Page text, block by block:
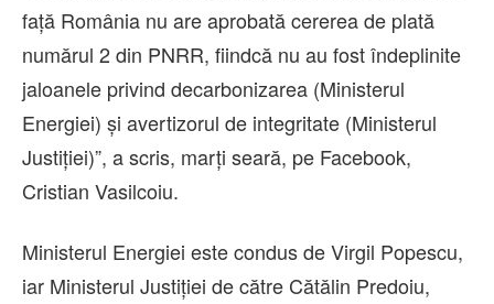
faţă România nu are aprobată cererea de plată
numărul 2 din PNRR, fiindcă nu au fost îndeplinite
jaloanele privind decarbonizarea (Ministerul
Energiei) şi avertizorul de integritate (Ministerul
Justiţiei)”, a scris, marţi seară, pe Facebook,
Cristian Vasilcoiu.
Ministerul Energiei este condus de Virgil Popescu,
iar Ministerul Justiţiei de către Cătălin Predoiu,